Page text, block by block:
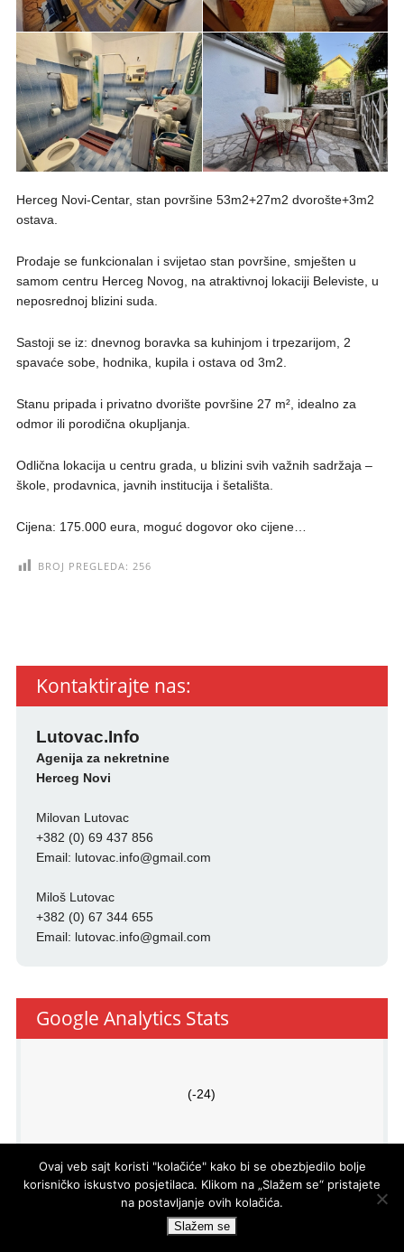
Herceg Novi-Centar, stan površine 53m2+27m2 dvorošte+3m2
ostava.
Prodaje se funkcionalan i svijetao stan površine, smješten u
samom centru Herceg Novog, na atraktivnoj lokaciji Beleviste, u
neposrednoj blizini suda.
Sastoji se iz: dnevnog boravka sa kuhinjom i trpezarijom, 2
spavaće sobe, hodnika, kupila i ostava od 3m2.
Stanu pripada i privatno dvorište površine 27 m², idealno za
odmor ili porodična okupljanja.
Odlična lokacija u centru grada, u blizini svih važnih sadržaja –
škole, prodavnica, javnih institucija i šetališta.
Cijena: 175.000 eura, moguć dogovor oko cijene…
BROJ PREGLEDA: 256
Kontaktirajte nas:
Lutovac.Info
Agenija za nekretnine
Herceg Novi
Milovan Lutovac
+382 (0) 69 437 856
Email: lutovac.info@gmail.com
Miloš Lutovac
+382 (0) 67 344 655
Email: lutovac.info@gmail.com
Google Analytics Stats
(-24)
- DEVELOPED BYPRO
POWERED BYWP DEV SHED
Ovaj veb sajt koristi "kolačiće" kako bi se obezbjedilo bolje
korisničko iskustvo posjetilaca. Klikom na „Slažem se“ pristajete
na postavljanje ovih kolačića.
Slažem se